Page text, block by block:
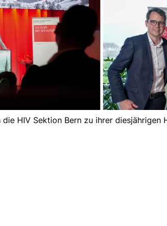
die HIV Sektion Bern zu ihrer